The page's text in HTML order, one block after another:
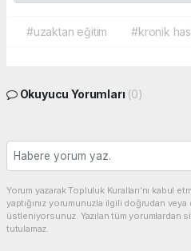
#uzaktan eğitim #kronik
Okuyucu Yorumları (0)
Yorum yazarak Topluluk Kuralları’nı kabul
yaptığınız yorumunuzla ilgili doğrudan
üstleniyorsunuz. Yazılan tüm yorumlardan
tutulamaz.